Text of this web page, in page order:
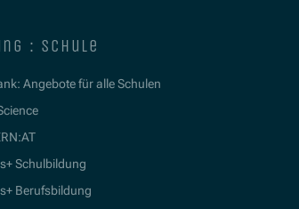
: schule
Angebote für alle Schulen
Schulbildung
Berufsbildung